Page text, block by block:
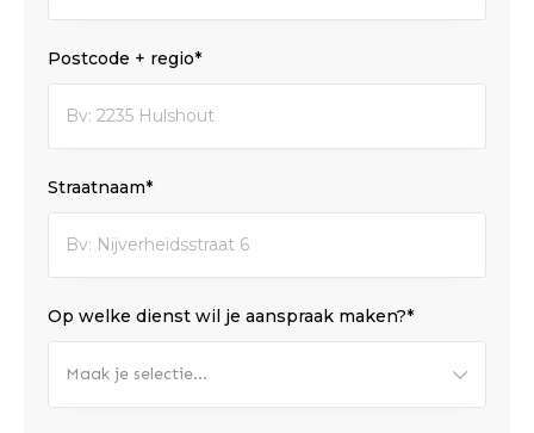
Postcode + regio*
Straatnaam*
Op welke dienst wil je aanspraak maken?*
Maak je selectie...